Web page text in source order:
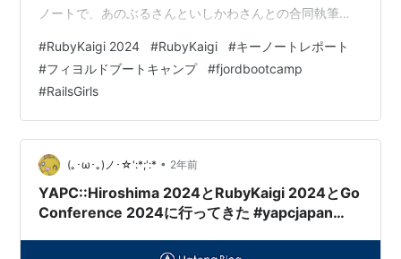
ノートで、あのぶるさんといしかわさんとの合同執筆で
感想を、記録として残しておきたいと思います。 執筆 最
初執筆のお声がけをいただいたときは、まだ学習中でプ
ログラマーになれていない私がそんなことできるのだろ
うか、と正直思いました。 自分が足を引っ張ってしまう
のではないかという不安もありましたが、合同執筆者で
あるおふた…
#RubyKaigi 2024 #RubyKaigi #キーノートレポート
#フィヨルドブートキャンプ #fjordbootcamp
#RailsGirls
(｡･ω･｡)ノ･☆':*;':* • 2年前
YAPC::Hiroshima 2024とRubyKaigi 2024とGo
Conference 2024に行ってきた #yapcjapan